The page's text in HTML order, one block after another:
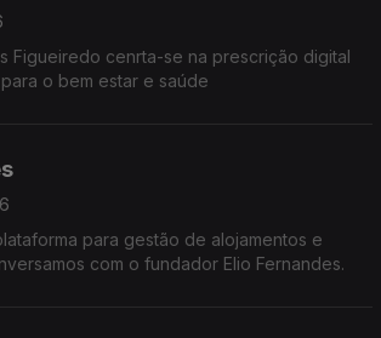
Figueiredo cenrta-se na prescrição digital
o bem estar e saúde
com o fundador Elio Fernandes.